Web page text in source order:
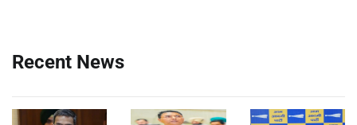
Recent News